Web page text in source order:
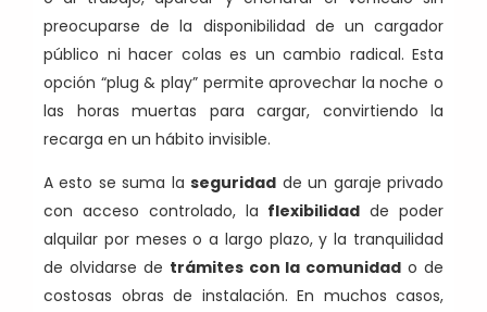
preocuparse de la disponibilidad de un cargador
público ni hacer colas es un cambio radical. Esta
opción “plug & play” permite aprovechar la noche o
las horas muertas para cargar, convirtiendo la
recarga en un hábito invisible.
A esto se suma laseguridad de un garaje privado
con acceso controlado, la flexibilidad de poder
alquilar por meses o a largo plazo, y la tranquilidad
de olvidarse de trámites con la comunidad o de
costosas obras de instalación. En muchos casos,